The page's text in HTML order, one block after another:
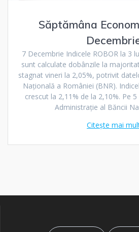
Săptămâna
7 Decembrie Indicele ROBOR la 3
sunt calculate dobânzile la
stagnat vineri la 2,05%, potrivit
Națională a României (BNR).
crescut la 2,11% de la 2,10%. Pe
Administrație al Băncii
Citește mai